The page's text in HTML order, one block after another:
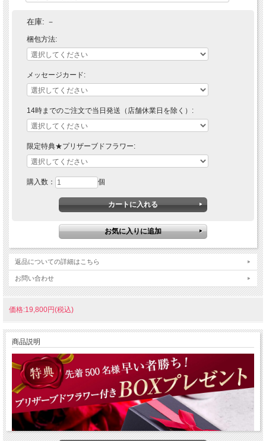
在庫: －
梱包方法:
メッセージカード:
14時までのご注文で当日発送（店舗休業日を除く）:
限定特典★プリザーブドフラワー:
購入数： 個
返品についての詳細はこちら
お問い合わせ
価格:19,800円(税込)
商品説明